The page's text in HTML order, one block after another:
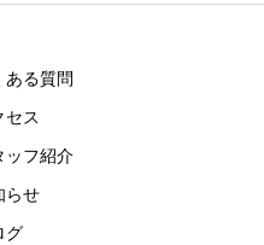
ある質問
セス
ッフ紹介
らせ
グ